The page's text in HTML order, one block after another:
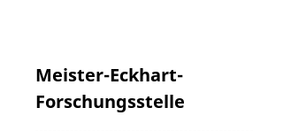
Meister-Eckhart-
Forschungsstelle